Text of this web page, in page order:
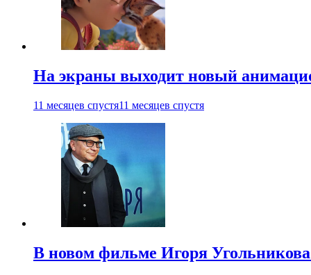
На экраны выходит новый
11 месяцев спустя11 месяцев спустя
В новом фильме Игоря